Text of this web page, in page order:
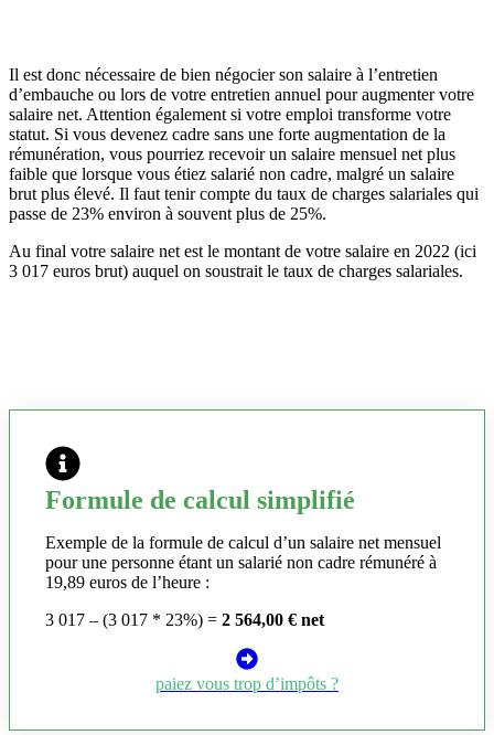
Il est donc nécessaire de bien négocier son salaire à l’entretien
d’embauche ou lors de votre entretien annuel pour augmenter votre
salaire net. Attention également si votre emploi transforme votre
statut. Si vous devenez cadre sans une forte augmentation de la
rémunération, vous pourriez recevoir un salaire mensuel net plus
faible que lorsque vous étiez salarié non cadre, malgré un salaire
brut plus élevé. Il faut tenir compte du taux de charges salariales qui
passe de 23% environ à souvent plus de 25%.
Au final votre salaire net est le montant de votre salaire en 2022 (ici
3 017 euros brut) auquel on soustrait le taux de charges salariales.
Formule de calcul simplifié
Exemple de la formule de calcul d’un salaire net mensuel
pour une personne étant un salarié non cadre rémunéré à
19,89 euros de l’heure :
3 017 – (3 017 * 23%) = 2 564,00 € net
paiez vous trop d’impôts ?